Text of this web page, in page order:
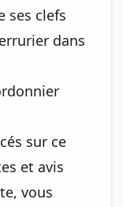
ses clefs
dans
sur ce
et avis
vous